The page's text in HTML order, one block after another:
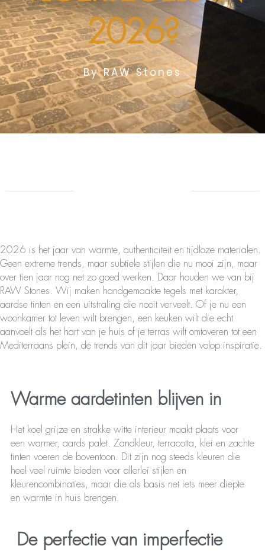
2026?
By RAW Stones
2026 is het jaar van warmte, authenticiteit en tijdloze materialen.
Geen extreme trends, maar subtiele stijlen die nu mooi zijn, maar
over tien jaar nog net zo goed werken. Daar houden we van bij
RAW Stones. Wij maken handgemaakte tegels met karakter,
aardse tinten en een uitstraling die nooit verveelt. Of je nu een
woonkamer tot leven wilt brengen, een keuken wilt die echt
aanvoelt als het hart van je huis of je terras wilt omtoveren tot een
Mediterraans plein, de trends van dit jaar bieden volop inspiratie.
Warme aardetinten blijven in
Het koel grijze en strakke witte interieur maakt plaats voor
een warmer, aards palet. Zandkleur, terracotta, klei en zachte
tinten voeren de boventoon. Dit zijn nog steeds kleuren die
heel veel ruimte bieden voor allerlei stijlen en
kleurencombinaties, maar die als basis net iets meer diepte
en warmte in huis brengen.
De perfectie van imperfectie